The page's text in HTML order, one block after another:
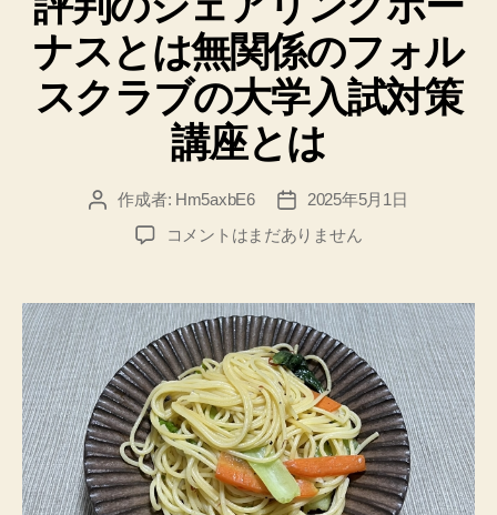
ル
ス
ク
ラ
ブ
ジ
ェ
ハ
ウ
ス
ロ
ッ
ク
の
リ
ー
ナスとは無関係のフォル
スクラブの大学入試対策
講座とは
投
作成者: Hm5axbE6
投
稿
日
2025年5月1日
評
シ
ェ
ア
リ
ン
グ
ボ
ー
ナ
コメントはまだありません